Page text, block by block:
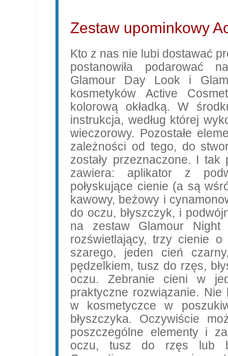
Zestaw upominkowy
Kto z nas nie lubi dostawać
postanowiła podarować
Glamour Day Look i
kosmetyków Active
kolorową okładką. W
instrukcja, według której
wieczorowy. Pozostałe
zależności od tego, do
zostały przeznaczone. I
zawiera: aplikator z
połyskujące cienie (a są
kawowy, beżowy i
do oczu, błyszczyk, i
na zestaw Glamour
rozświetlający, trzy cienie
szarego, jeden cień
pędzelkiem, tusz do rzęs,
oczu. Zebranie cieni w
praktyczne rozwiązanie. Nie
w kosmetyczce w
błyszczyka. Oczywiście
poszczególne elementy i
oczu, tusz do rzęs lub